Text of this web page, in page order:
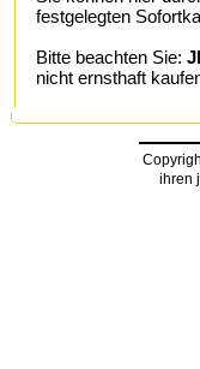
festgelegten
Bitte beachten Sie:
nicht ernsthaft
ihren